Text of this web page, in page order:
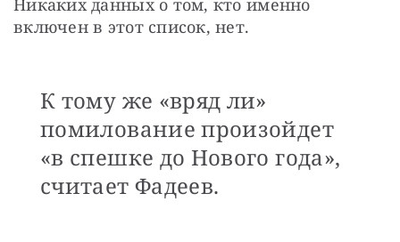
включен в этот список, нет.
К тому же «вряд ли»
помилование произойдет
«в спешке до Нового года»,
считает Фадеев.